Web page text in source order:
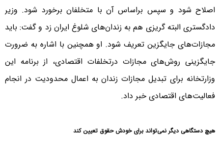
اصلاح شود و سپس براساس آن با متخلفان برخورد شود. وزیر
دادگستری البته گریزی هم به زندان‌های شلوغ ایران زد و گفت: باید
مجازات‌های جایگزین تعریف شود. او همچنین با اشاره به ضرورت
جایگزینی روش‌های مجازات درتخلفات اقتصادی، از برنامه این
وزارتخانه برای تبدیل مجازات زندان به اعمال محدودیت در انجام
فعالیت‌های اقتصادی خبر داد.
هیچ دستگاهی دیگر نمی‌تواند برای خودش حقوق تعیین کند